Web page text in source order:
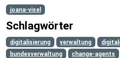
joana-visel
Schlagwörter
digitalisierung verwaltung
bundesverwaltung
change-agents